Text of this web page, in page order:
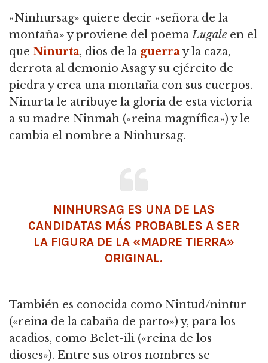
«Ninhursag» quiere decir «señora de la
montaña» y proviene del poemaLugale en el
que Ninurta, dios de la guerray la caza,
derrota al demonio Asag y su ejército de
piedra y crea una montaña con sus cuerpos.
Ninurta le atribuye la gloria de esta victoria
a su madre Ninmah («reina magnífica») y le
cambia el nombre a Ninhursag.
NINHURSAG ES UNA DE LAS
CANDIDATAS MÁS PROBABLES A SER
LA FIGURA DE LA «MADRE TIERRA»
ORIGINAL.
También es conocida como Nintud/nintur
(«reina de la cabaña de parto») y, para los
acadios, como Belet-ili («reina de los
dioses»). Entre sus otros nombres se